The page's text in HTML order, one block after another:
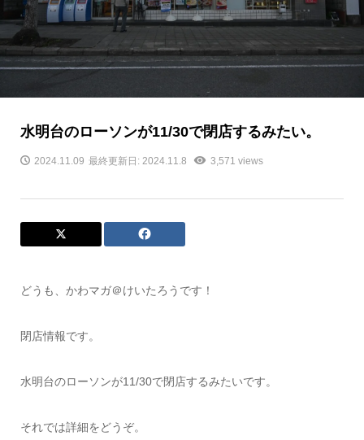
水明台のローソンが11/30で閉店するみたい。
2024.11.09 最終更新日: 2024.11.8 3,571 views
どうも、かわマガ＠けいたろうです！
閉店情報です。
水明台のローソンが11/30で閉店するみたいです。
それでは詳細をどうぞ。